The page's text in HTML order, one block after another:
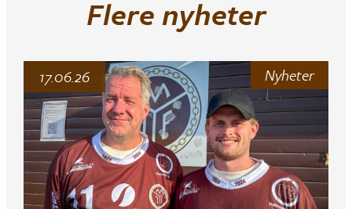
Flere nyheter
Nyheter
17.06.26